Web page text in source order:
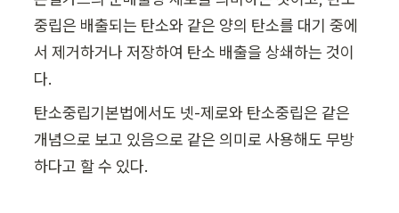
중립은 배출되는 탄소와 같은 양의 탄소를 대기 중에
서 제거하거나 저장하여 탄소 배출을 상쇄하는 것이
다.
탄소중립기본법에서도 넷-제로와 탄소중립은 같은
개념으로 보고 있음으로 같은 의미로 사용해도 무방
하다고 할 수 있다.